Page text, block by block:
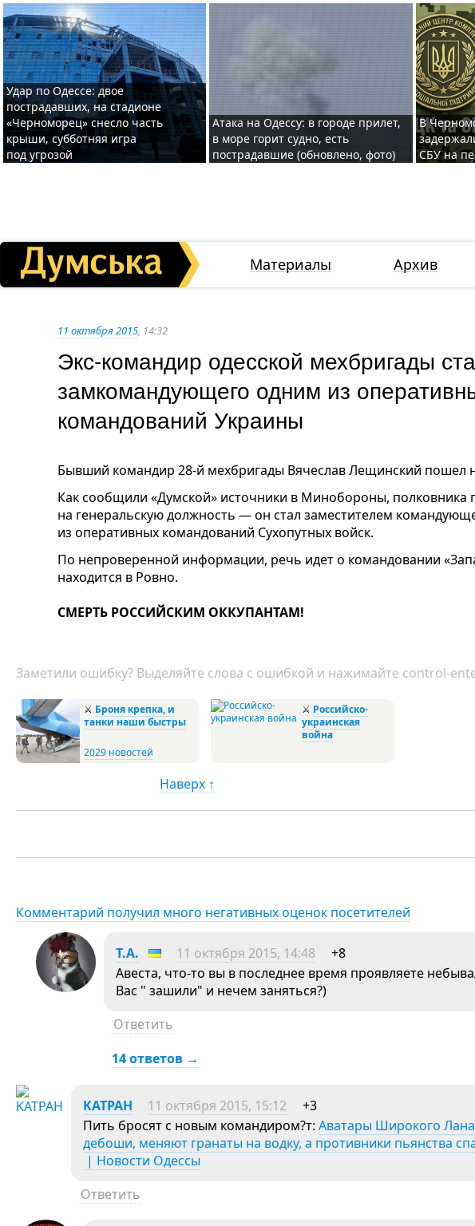
Удар по Одессе: двое
пострадавших, на стадионе
«Черноморец» снесло часть
крыши, субботняя игра
под угрозой
Атака на Одессу: в городе прилет,
в море горит судно, есть
пострадавшие (обновлено, фото)
В
СБУ на
Материалы Архив
11 октября 2015, 14:32
Экс-командир одесской мехбригады
замкомандующего одним из
командований Украины
Бывший командир 28-й мехбригады Вячеслав Лещинский пошел
Как сообщили «Думской» источники в Минобороны, полковника
на генеральскую должность — он стал заместителем
из оперативных командований Сухопутных войск.
По непроверенной информации, речь идет о командовании
находится в Ровно.
СМЕРТЬ РОССИЙСКИМ ОККУПАНТАМ!
Заметили ошибку? Выделяйте слова с ошибкой и нажимайте control-
⚔️ Броня крепка, и
танки наши быстры
2029 новостей
⚔ Российско-
украинская
война
Наверх ↑
Комментарий получил много негативных оценок посетителей
Т.А. 11 октября 2015, 14:48
+8
Авеста, что-то вы в последнее время проявляете
Вас " зашили" и нечем заняться?)
Ответить
14 ответов →
KATPAH 11 октября 2015, 15:12
+3
Пить бросят с новым командиром?т: Аватары Широкого
дебоши, меняют гранаты на водку, а противники пьянства
| Новости Одессы
Ответить